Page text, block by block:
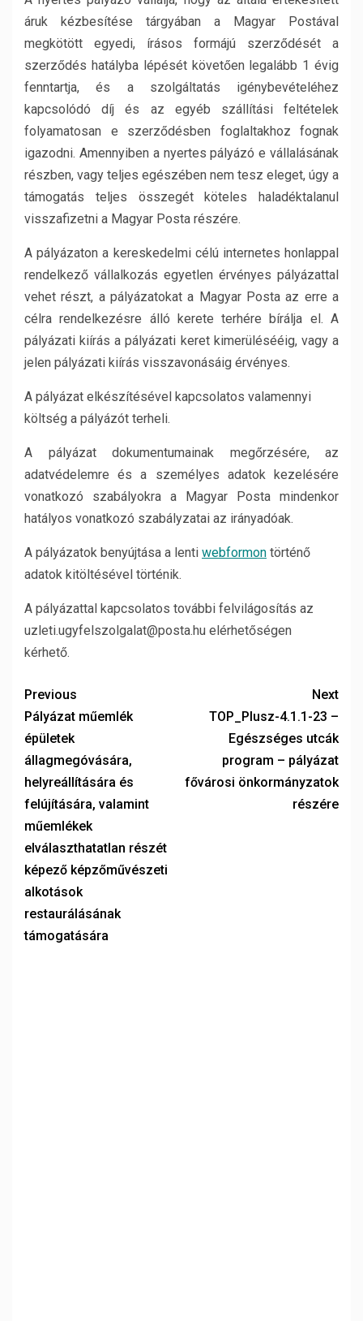
áruk kézbesítése tárgyában a Magyar Postával
megkötött egyedi, írásos formájú szerződését a
szerződés hatályba lépését követően legalább 1 évig
fenntartja, és a szolgáltatás igénybevételéhez
kapcsolódó díj és az egyéb szállítási feltételek
folyamatosan e szerződésben foglaltakhoz fognak
igazodni. Amennyiben a nyertes pályázó e vállalásának
részben, vagy teljes egészében nem tesz eleget, úgy a
támogatás teljes összegét köteles haladéktalanul
visszafizetni a Magyar Posta részére.
A pályázaton a kereskedelmi célú internetes honlappal
rendelkező vállalkozás egyetlen érvényes pályázattal
vehet részt, a pályázatokat a Magyar Posta az erre a
célra rendelkezésre álló kerete terhére bírálja el. A
pályázati kiírás a pályázati keret kimerülésééig, vagy a
jelen pályázati kiírás visszavonásáig érvényes.
A pályázat elkészítésével kapcsolatos valamennyi
költség a pályázót terheli.
A pályázat dokumentumainak megőrzésére, az
adatvédelemre és a személyes adatok kezelésére
vonatkozó szabályokra a Magyar Posta mindenkor
hatályos vonatkozó szabályzatai az irányadóak.
A pályázatok benyújtása a lenti webformon történő
adatok kitöltésével történik.
A pályázattal kapcsolatos további felvilágosítás az
uzleti.ugyfelszolgalat@posta.hu elérhetőségen
kérhető.
Previous
Pályázat műemlék
épületek
állagmegóvására,
helyreállítására és
felújítására, valamint
műemlékek
elválaszthatatlan részét
képező képzőművészeti
alkotások
restaurálásának
támogatására
Next
TOP_Plusz-4.1.1-23 –
Egészséges utcák
program – pályázat
fővárosi önkormányzatok
részére